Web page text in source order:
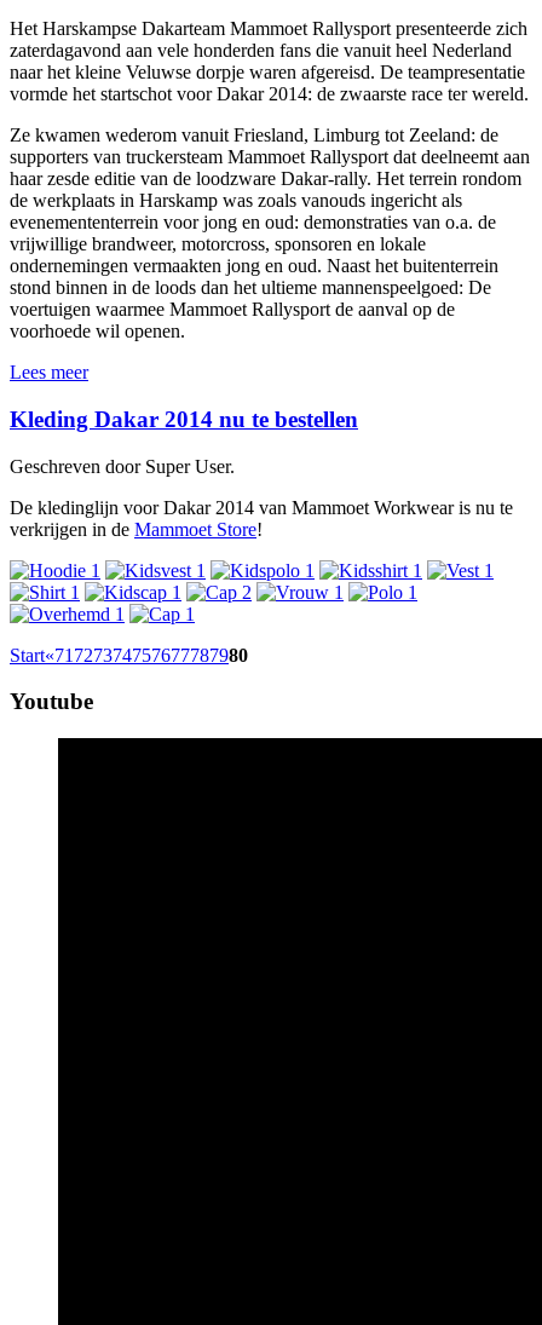
Het Harskampse Dakarteam Mammoet Rallysport presenteerde zich
zaterdagavond aan vele honderden fans die vanuit heel Nederland
naar het kleine Veluwse dorpje waren afgereisd. De teampresentatie
vormde het startschot voor Dakar 2014: de zwaarste race ter wereld.
Ze kwamen wederom vanuit Friesland, Limburg tot Zeeland: de
supporters van truckersteam Mammoet Rallysport dat deelneemt aan
haar zesde editie van de loodzware Dakar-rally. Het terrein rondom
de werkplaats in Harskamp was zoals vanouds ingericht als
evenemententerrein voor jong en oud: demonstraties van o.a. de
vrijwillige brandweer, motorcross, sponsoren en lokale
ondernemingen vermaakten jong en oud. Naast het buitenterrein
stond binnen in de loods dan het ultieme mannenspeelgoed: De
voertuigen waarmee Mammoet Rallysport de aanval op de
voorhoede wil openen.
Lees meer
Kleding Dakar 2014 nu te bestellen
Geschreven door Super User.
De kledinglijn voor Dakar 2014 van Mammoet Workwear is nu te
verkrijgen in de Mammoet Store!
Start«71 727374757677787980
Youtube